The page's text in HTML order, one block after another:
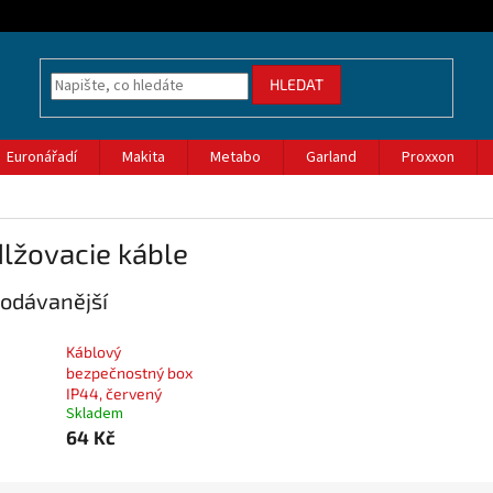
HLEDAT
Euronářadí Makita Metabo Garland Proxxon
káble
Káblový
bezpečnostný box
IP44, červený
Skladem
64 Kč